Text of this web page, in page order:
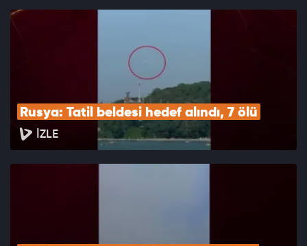
Rusya: Tatil beldesi hedef alındı, 7 ölü
İZLE